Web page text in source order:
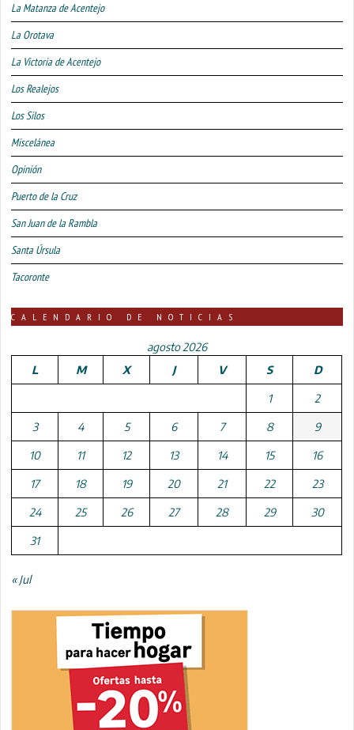
La Matanza de Acentejo
La Orotava
La Victoria de Acentejo
Los Realejos
Los Silos
Miscelánea
Opinión
Puerto de la Cruz
San Juan de la Rambla
Santa Úrsula
Tacoronte
CALENDARIO DE NOTICIAS
agosto 2026
L
M X J V S D
1 2
3 4 5 6 7 8 9
10 11 12 13 14 15 16
17 18 19 20 21 22 23
24 25 26 27 28 29 30
31
« Jul